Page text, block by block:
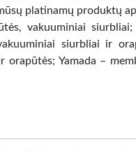
platinamų produktų
vakuuminiai
siurbliai ir
orapūtės; Yamada –